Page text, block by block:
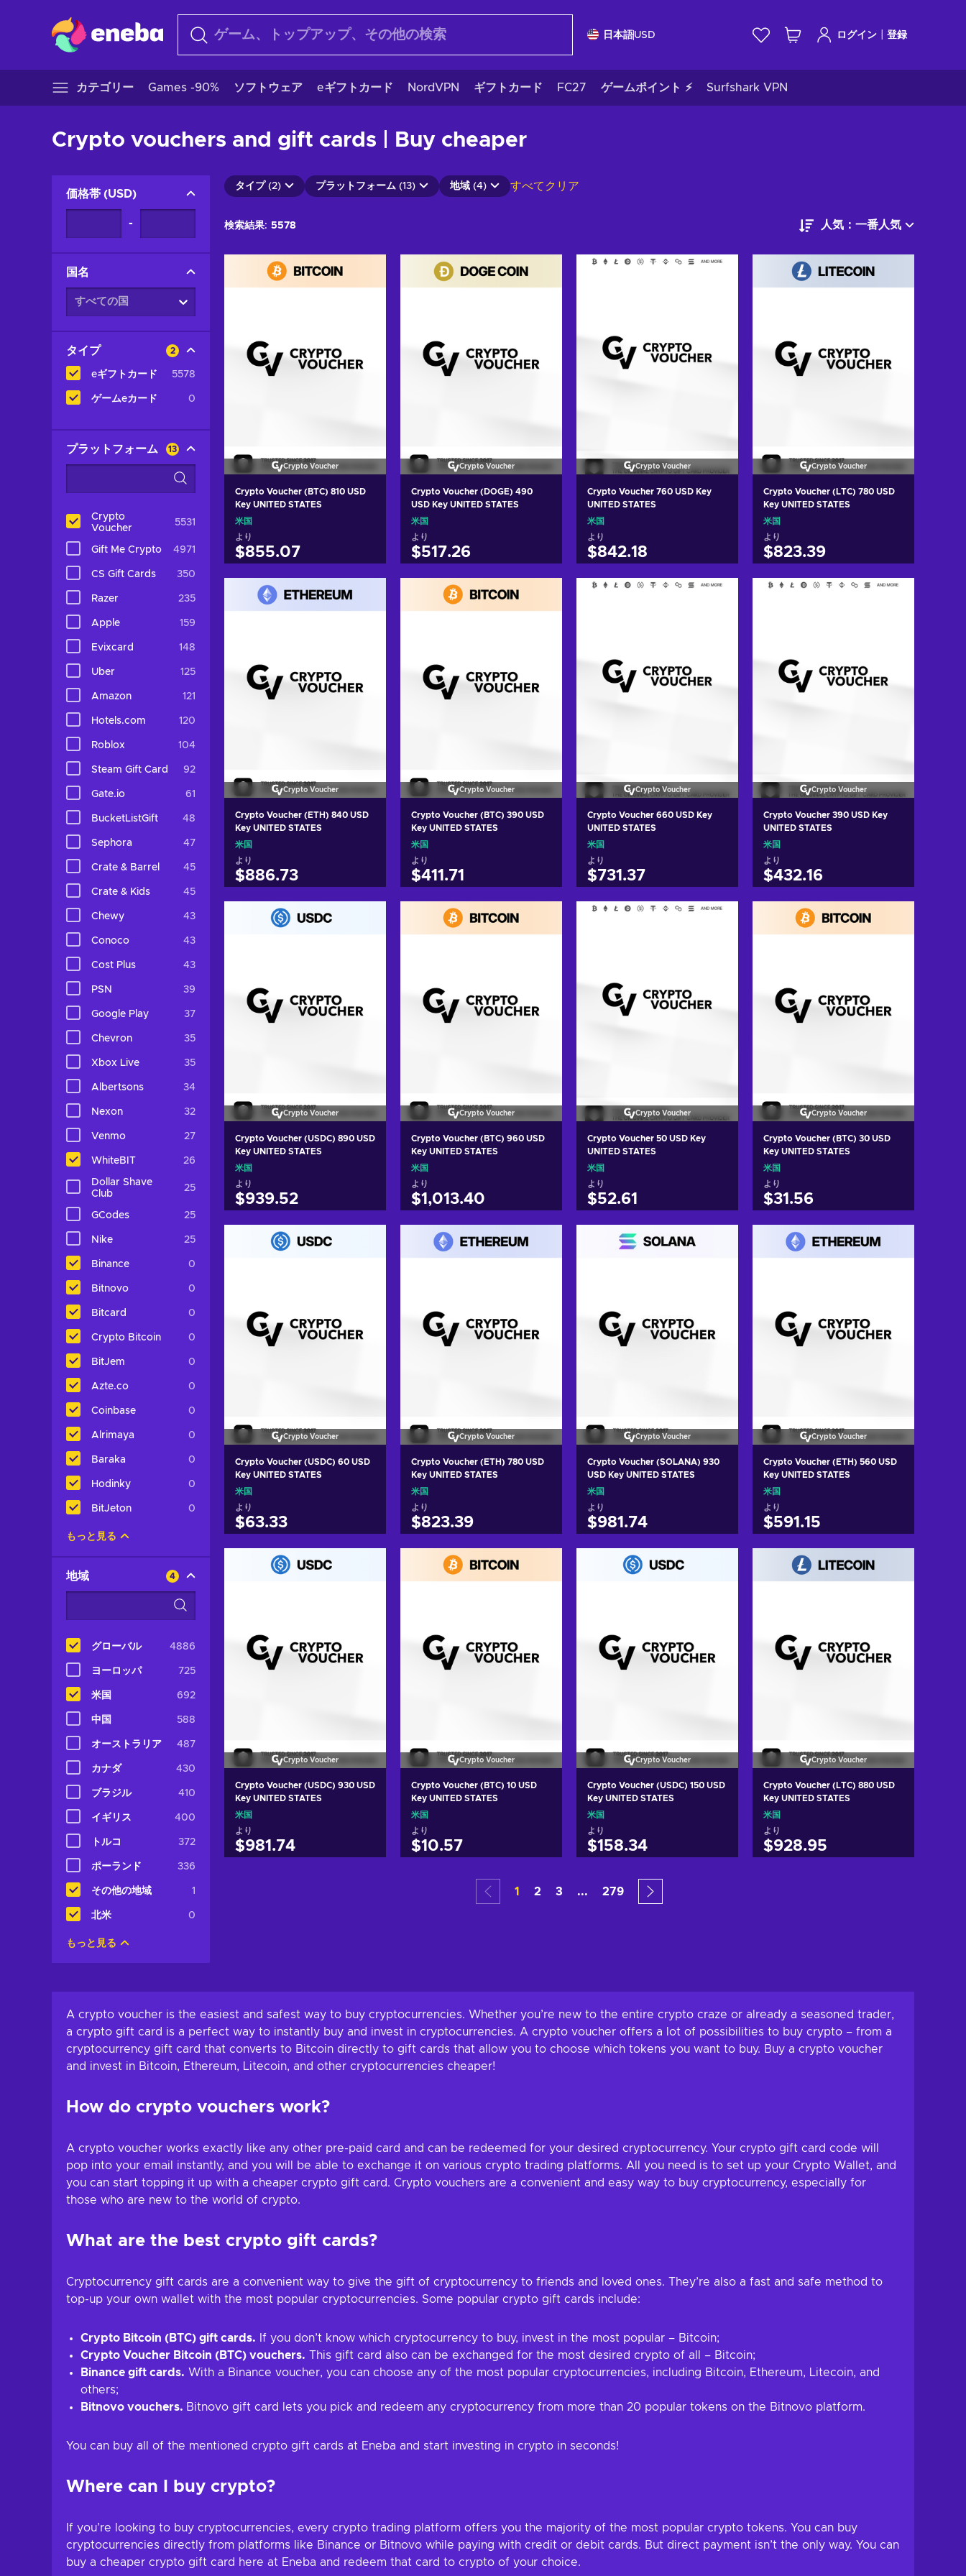
日本語USD ログイン 登録
カテゴリー Games -90% ソフトウェア eギフトカード NordVPN ギフトカード FC27 ゲームポイント ⚡ Surfshark VPN
Crypto vouchers and gift cards | Buy cheaper
価格帯 (USD)
-
国名
すべての国
タイプ 2
eギフトカード 5578
ゲームeカード 0
プラットフォーム 13
Crypto
Voucher
5531
Gift Me Crypto 4971
CS Gift Cards 350
Razer 235
Apple 159
Evixcard 148
Uber 125
Amazon 121
Hotels.com 120
Roblox 104
Steam Gift Card 92
Gate.io 61
BucketListGift 48
Sephora 47
Crate & Barrel 45
Crate & Kids 45
Chewy 43
Conoco 43
Cost Plus 43
PSN 39
Google Play 37
Chevron 35
Xbox Live 35
Albertsons 34
Nexon 32
Venmo 27
WhiteBIT 26
Dollar Shave
Club
25
GCodes 25
Nike 25
Binance 0
Bitnovo 0
Bitcard 0
Crypto Bitcoin 0
BitJem 0
Azte.co 0
Coinbase 0
Alrimaya 0
Baraka 0
Hodinky 0
BitJeton 0
もっと見る
地域 4
グローバル 4886
ヨーロッパ 725
米国 692
中国 588
オーストラリア 487
カナダ 430
ブラジル 410
イギリス 400
トルコ 372
ポーランド 336
その他の地域 1
北米 0
もっと見る
タイプ (2) プラットフォーム (13) 地域 (4) すべてクリア
検索結果: 5578 人気：一番人気
Crypto Voucher
Crypto Voucher (BTC) 810 USD
Key UNITED STATES
米国
より
$855.07
カートに入れる
View offers
Crypto Voucher
Crypto Voucher (DOGE) 490
USD Key UNITED STATES
米国
より
$517.26
カートに入れる
View offers
Crypto Voucher
Crypto Voucher 760 USD Key
UNITED STATES
米国
より
$842.18
カートに入れる
Crypto Voucher
Crypto Voucher (LTC) 780 USD
Key UNITED STATES
米国
より
$823.39
カートに入れる
Crypto Voucher
Crypto Voucher (ETH) 840 USD
Key UNITED STATES
米国
より
$886.73
カートに入れる
Crypto Voucher
Crypto Voucher (BTC) 390 USD
Key UNITED STATES
米国
より
$411.71
カートに入れる
View offers
Crypto Voucher
Crypto Voucher 660 USD Key
UNITED STATES
米国
より
$731.37
カートに入れる
Crypto Voucher
Crypto Voucher 390 USD Key
UNITED STATES
米国
より
$432.16
カートに入れる
View offers
Crypto Voucher
Crypto Voucher (USDC) 890 USD
Key UNITED STATES
米国
より
$939.52
カートに入れる
Crypto Voucher
Crypto Voucher (BTC) 960 USD
Key UNITED STATES
米国
より
$1,013.40
カートに入れる
View offers
Crypto Voucher
Crypto Voucher 50 USD Key
UNITED STATES
米国
より
$52.61
カートに入れる
Crypto Voucher
Crypto Voucher (BTC) 30 USD
Key UNITED STATES
米国
より
$31.56
カートに入れる
View offers
Crypto Voucher
Crypto Voucher (USDC) 60 USD
Key UNITED STATES
米国
より
$63.33
カートに入れる
Crypto Voucher
Crypto Voucher (ETH) 780 USD
Key UNITED STATES
米国
より
$823.39
カートに入れる
View offers
Crypto Voucher
Crypto Voucher (SOLANA) 930
USD Key UNITED STATES
米国
より
$981.74
カートに入れる
Crypto Voucher
Crypto Voucher (ETH) 560 USD
Key UNITED STATES
米国
より
$591.15
カートに入れる
View offers
Crypto Voucher
Crypto Voucher (USDC) 930 USD
Key UNITED STATES
米国
より
$981.74
Crypto Voucher
Crypto Voucher (BTC) 10 USD
Key UNITED STATES
米国
より
$10.57
カートに入れる
View offers
Crypto Voucher
Crypto Voucher (USDC) 150 USD
Key UNITED STATES
米国
より
$158.34
カートに入れる
View offers
Crypto Voucher
Crypto Voucher (LTC) 880 USD
Key UNITED STATES
米国
より
$928.95
1 2 3 ... 279
A crypto voucher is the easiest and safest way to buy cryptocurrencies. Whether you’re new to the entire crypto craze or already a seasoned trader,
a crypto gift card is a perfect way to instantly buy and invest in cryptocurrencies. A crypto voucher offers a lot of possibilities to buy crypto – from a
cryptocurrency gift card that converts to Bitcoin directly to gift cards that allow you to choose which tokens you want to buy. Buy a crypto voucher
and invest in Bitcoin, Ethereum, Litecoin, and other cryptocurrencies cheaper!
How do crypto vouchers work?
A crypto voucher works exactly like any other pre-paid card and can be redeemed for your desired cryptocurrency. Your crypto gift card code will
pop into your email instantly, and you will be able to exchange it on various crypto trading platforms. All you need is to set up your Crypto Wallet, and
you can start topping it up with a cheaper crypto gift card. Crypto vouchers are a convenient and easy way to buy cryptocurrency, especially for
those who are new to the world of crypto.
What are the best crypto gift cards?
Cryptocurrency gift cards are a convenient way to give the gift of cryptocurrency to friends and loved ones. They’re also a fast and safe method to
top-up your own wallet with the most popular cryptocurrencies. Some popular crypto gift cards include:
Crypto Bitcoin (BTC) gift cards. If you don’t know which cryptocurrency to buy, invest in the most popular – Bitcoin;
Crypto Voucher Bitcoin (BTC) vouchers. This gift card also can be exchanged for the most desired crypto of all – Bitcoin;
Binance gift cards. With a Binance voucher, you can choose any of the most popular cryptocurrencies, including Bitcoin, Ethereum, Litecoin, and
others;
Bitnovo vouchers. Bitnovo gift card lets you pick and redeem any cryptocurrency from more than 20 popular tokens on the Bitnovo platform.
You can buy all of the mentioned crypto gift cards at Eneba and start investing in crypto in seconds!
Where can I buy crypto?
If you’re looking to buy cryptocurrencies, every crypto trading platform offers you the majority of the most popular crypto tokens. You can buy
cryptocurrencies directly from platforms like Binance or Bitnovo while paying with credit or debit cards. But direct payment isn’t the only way. You can
buy a cheaper crypto gift card here at Eneba and redeem that card to crypto of your choice.